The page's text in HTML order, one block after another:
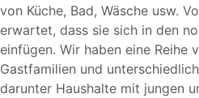
von Küche, Bad, Wäsche usw.
erwartet, dass sie sich in den
einfügen. Wir haben eine Reihe
Gastfamilien und
darunter Haushalte mit jungen